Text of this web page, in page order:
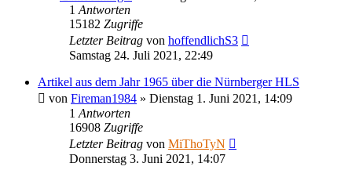
1 Antworten
15182 Zugriffe
Letzter Beitrag von hoffendlichS3
Samstag 24. Juli 2021, 22:49
Artikel aus dem Jahr 1965 über die Nürnberger HLS
von Fireman1984 » Dienstag 1. Juni 2021, 14:09
1 Antworten
16908 Zugriffe
Letzter Beitrag von MiThoTyN
Donnerstag 3. Juni 2021, 14:07